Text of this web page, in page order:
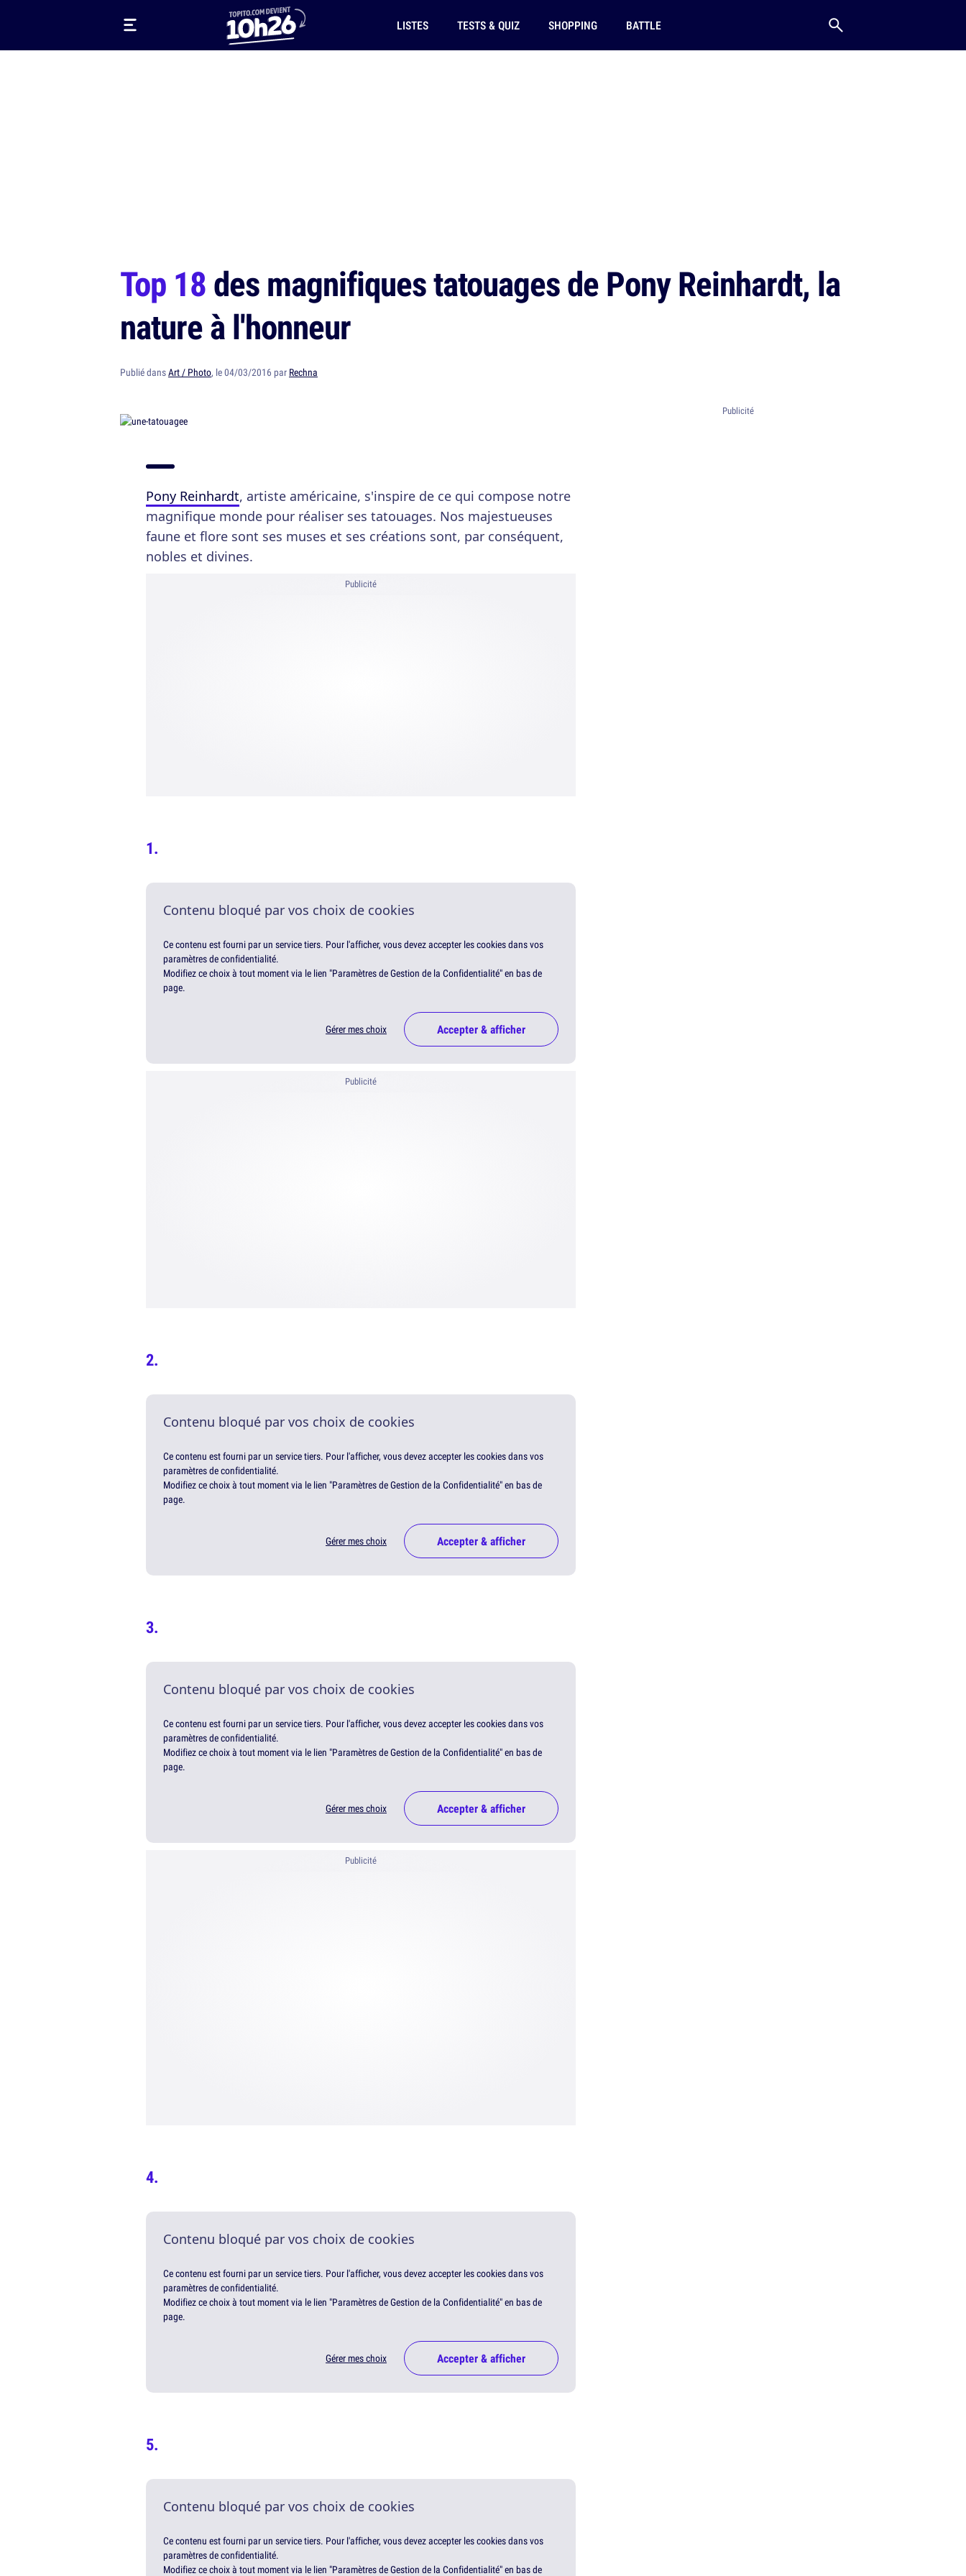
LISTES TESTS & QUIZ SHOPPING BATTLE
Top 18des magnifiques tatouages de Pony Reinhardt, la
nature à l'honneur
Publié dansArt / Photo, le 04/03/2016 par Rechna
Pony Reinhardt, artiste américaine, s'inspire de ce qui compose notre
magnifique monde pour réaliser ses tatouages. Nos majestueuses
faune et flore sont ses muses et ses créations sont, par conséquent,
nobles et divines.
Publicité
Contenu bloqué par vos choix de cookies
Ce contenu est fourni par un service tiers. Pour l'afficher, vous devez accepter les cookies dans vos
paramètres de confidentialité.
Modifiez ce choix à tout moment via le lien "Paramètres de Gestion de la Confidentialité" en bas de
page.
Gérer mes choix Accepter & afficher
Publicité
Contenu bloqué par vos choix de cookies
Ce contenu est fourni par un service tiers. Pour l'afficher, vous devez accepter les cookies dans vos
paramètres de confidentialité.
Modifiez ce choix à tout moment via le lien "Paramètres de Gestion de la Confidentialité" en bas de
page.
Gérer mes choix Accepter & afficher
Contenu bloqué par vos choix de cookies
Ce contenu est fourni par un service tiers. Pour l'afficher, vous devez accepter les cookies dans vos
paramètres de confidentialité.
Modifiez ce choix à tout moment via le lien "Paramètres de Gestion de la Confidentialité" en bas de
page.
Gérer mes choix Accepter & afficher
Publicité
Contenu bloqué par vos choix de cookies
Ce contenu est fourni par un service tiers. Pour l'afficher, vous devez accepter les cookies dans vos
paramètres de confidentialité.
Modifiez ce choix à tout moment via le lien "Paramètres de Gestion de la Confidentialité" en bas de
page.
Gérer mes choix Accepter & afficher
Contenu bloqué par vos choix de cookies
Ce contenu est fourni par un service tiers. Pour l'afficher, vous devez accepter les cookies dans vos
paramètres de confidentialité.
Modifiez ce choix à tout moment via le lien "Paramètres de Gestion de la Confidentialité" en bas de